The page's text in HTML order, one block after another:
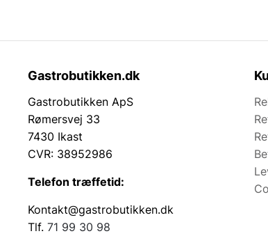
Gastrobutikken.dk
Gastrobutikken ApS
Rømersvej 33
7430 Ikast
CVR: 38952986
Telefon træffetid:
Kontakt@gastrobutikken.dk
Tlf. 71 99 30 98